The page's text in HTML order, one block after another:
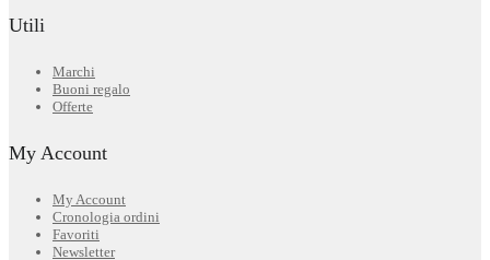
Utili
Marchi
Buoni regalo
Offerte
My Account
My Account
Cronologia ordini
Favoriti
Newsletter